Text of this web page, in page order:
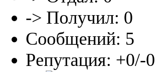
-> Получил: 0
Сообщений: 5
Репутация: +0/-0